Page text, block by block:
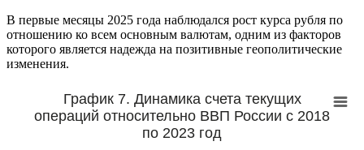
В первые месяцы 2025 года наблюдался рост курса рубля по
отношению ко всем основным валютам, одним из факторов
которого является надежда на позитивные геополитические
изменения.
График 7. Динамика счета текущих
операций относительно ВВП России с 2018
по 2023 год